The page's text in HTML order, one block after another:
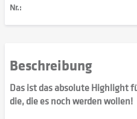
Nr.:
Beschreibung
Das ist das absolute Highlight
die, die es noch werden wollen!